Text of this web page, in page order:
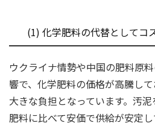
(1) 化学肥料の代替としてコ
ウクライナ情勢や中国の肥料原
響で、化学肥料の価格が高騰し
大きな負担となっています。汚
肥料に比べて安価で供給が安定